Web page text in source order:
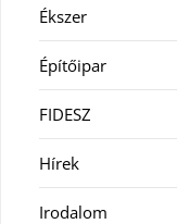
Ékszer
Építőipar
FIDESZ
Hírek
Irodalom